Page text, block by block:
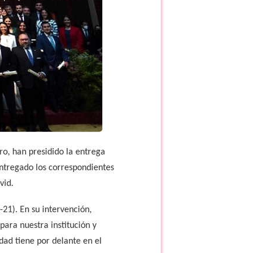
han presidido la entrega
los correspondientes
En su intervención,
nuestra institución y
tiene por delante en el